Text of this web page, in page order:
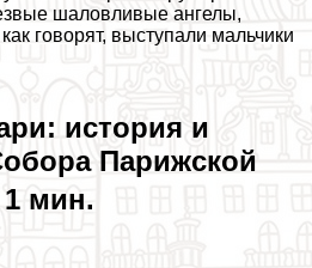
шаловливые ангелы,
говорят, выступали мальчики
история и
Парижской
мин.